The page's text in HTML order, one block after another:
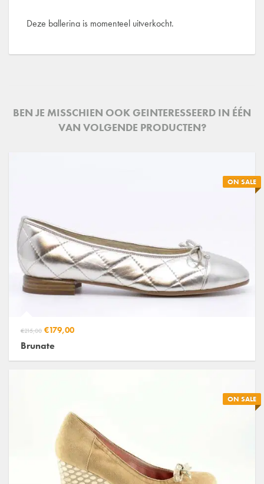
Deze ballerina is momenteel uitverkocht.
BEN JE MISSCHIEN OOK GEINTERESSEERD IN ÉÉN
VAN VOLGENDE PRODUCTEN?
ON SALE
€215,00 €179,00
Brunate
ON SALE